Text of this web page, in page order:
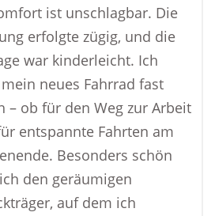
ist unschlagbar. Die
erfolgte zügig, und die
war kinderleicht. Ich
neues Fahrrad fast
– ob für den Weg zur Arbeit
entspannte Fahrten am
Besonders schön
den geräumigen
auf dem ich